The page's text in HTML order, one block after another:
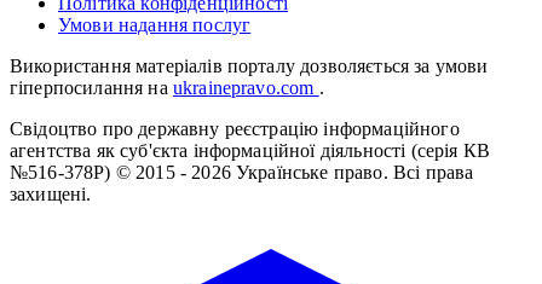
Умови надання послуг
Використання матеріалів порталу дозволяється за умови
гіперпосилання на ukrainepravo.com .
Свідоцтво про державну реєстрацію інформаційного
агентства як суб'єкта інформаційної діяльності (серія КВ
№516-378Р) © 2015 - 2026 Українське право. Всі права
захищені.